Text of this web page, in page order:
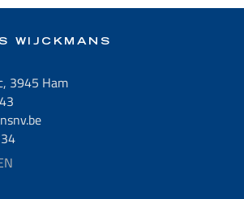
WIJCKMANS
3945 Ham